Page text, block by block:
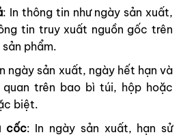
: In thông tin như ngày sản xuất,
tin truy xuất nguồn gốc trên
phẩm.
ngày sản xuất, ngày hết hạn và
trên bao bì túi, hộp hoặc
biệt.
cốc: In ngày sản xuất, hạn sử